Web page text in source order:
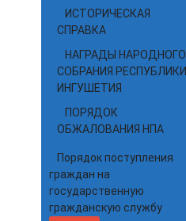
ИСТОРИЧЕСКАЯ
СПРАВКА
НАГРАДЫ НАРОДНОГО
СОБРАНИЯ РЕСПУБЛИКИ
ИНГУШЕТИЯ
ПОРЯДОК
ОБЖАЛОВАНИЯ НПА
Порядок поступления
граждан на
государственную
гражданскую службу